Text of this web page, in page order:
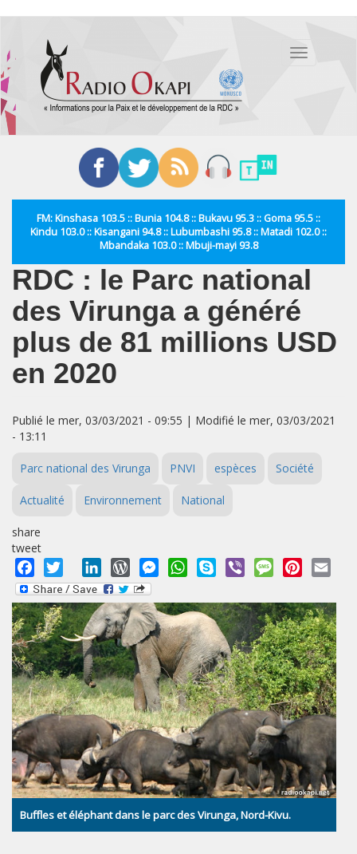
contenu
principal
Toggle
FM: Kinshasa 103.5 :: Bunia 104.8 :: Bukavu 95.3 :: Goma 95.5 ::
Kindu 103.0 :: Kisangani 94.8 :: Lubumbashi 95.8 :: Matadi 102.0 ::
Mbandaka 103.0 :: Mbuji-mayi 93.8
RDC : le Parc national
des Virunga a généré
plus de 81 millions USD
en 2020
Publié le mer, 03/03/2021 - 09:55 | Modifié le mer, 03/03/2021
- 13:11
Parc national des Virunga PNVI espèces Société
Actualité Environnement National
share
tweet
Facebook
Twitter LinkedInWordPressMessengerWhatsApp
Skype Viber MessagePinterest
Buffles et éléphant dans le parc des Virunga, Nord-Kivu.